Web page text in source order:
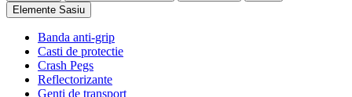
Elemente Sasiu
Banda anti-grip
Casti de protectie
Crash Pegs
Reflectorizante
Genti de transport